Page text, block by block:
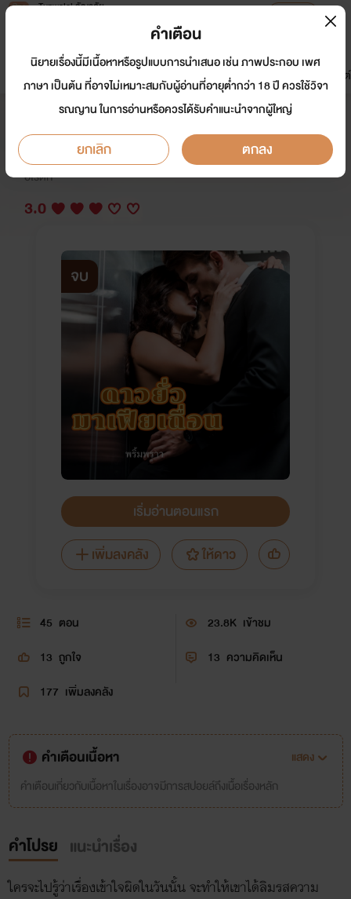
Tunwalai ธัญวลัย
หน้าแรก นิยาย อีบุ๊ก การ์ตูน
มาใหม่
ดรีมแชท ธัญลิสต์
ดาวยั่ว มาเฟียเถื่อน ( My sexy girl )
นักเขียน: พริ้มพราว
อีโรติก
3.0
จบ
เริ่มอ่านตอนแรก
เพิ่มลงคลัง
ให้ดาว
45 ตอน 23.8K เข้าชม
13 ถูกใจ 13 ความคิดเห็น
177 เพิ่มลงคลัง
คำเตือนเนื้อหา
แสดง
คำเตือนเกี่ยวกับเนื้อหาในเรื่องอาจมีการสปอยล์ถึงเนื้อเรื่องหลัก
คำโปรย แนะนำเรื่อง
ใครจะไปรู้ว่าเรื่องเข้าใจผิดในวันนั้น จะทำให้เขาได้ลิมรสความ
คำเตือน
นิยายเรื่องนี้มีเนื้อหาหรือรูปแบบการนำเสนอ เช่น ภาพประกอบ เพศ
ภาษา เป็นต้น ที่อาจไม่เหมาะสมกับผู้อ่านที่อายุต่ำกว่า 18 ปี ควรใช้วิจา
รณญาน ในการอ่านหรือควรได้รับคำแนะนำจากผู้ใหญ่
ยกเลิก ตกลง